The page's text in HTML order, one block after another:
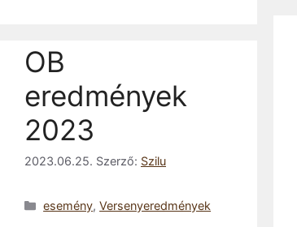
OB
eredmények
2023
2023.06.25. Szerző: Szilu
Kategória
esemény,Versenyeredmények